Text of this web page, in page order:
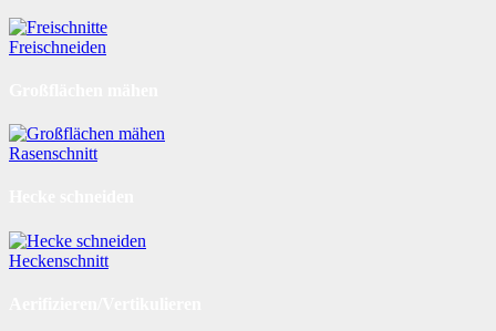
Freischneiden
Rasenschnitt
Heckenschnitt